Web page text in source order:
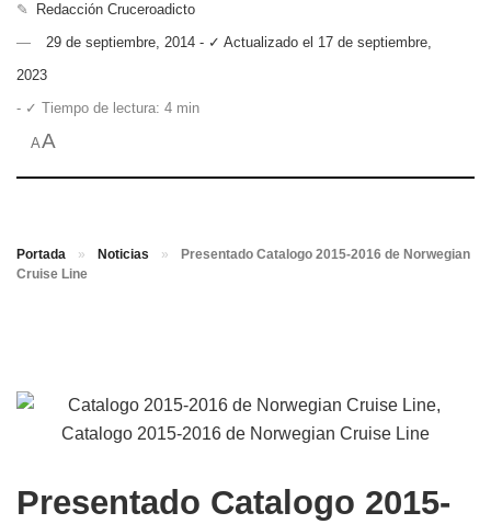
✎
Redacción Cruceroadicto
29 de septiembre, 2014 - ✓ Actualizado el 17 de septiembre,
2023
- ✓ Tiempo de lectura: 4 min
AA
Portada » Noticias »
Presentado Catalogo 2015-2016 de Norwegian
Cruise Line
Presentado Catalogo 2015-